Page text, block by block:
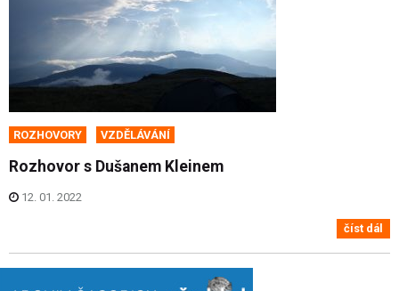
ROZHOVORY VZDĚLÁVÁNÍ
Rozhovor s Dušanem Kleinem
12. 01. 2022
číst dál